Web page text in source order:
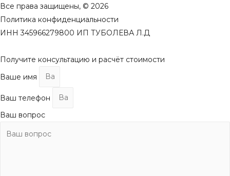
Все права защищены, © 2026
Политика конфиденциальности
ИНН 345966279800 ИП ТУБОЛЕВА Л.Д
Получите консультацию и расчёт стоимости
Ваше имя
Ваш телефон
Ваш вопрос